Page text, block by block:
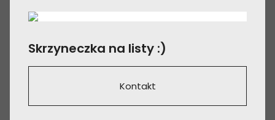
Skrzyneczka na listy :)
Kontakt